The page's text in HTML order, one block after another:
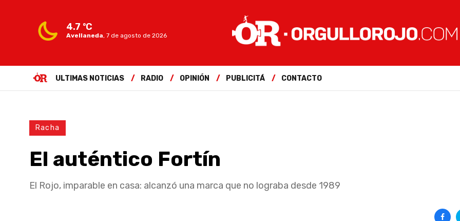
4.7 ºC
Avellaneda, 7 de agosto de 2026
ULTIMAS NOTICIAS RADIO OPINIÓN PUBLICITÁ CONTACTO
Racha
El auténtico Fortín
El Rojo, imparable en casa: alcanzó una marca que no lograba desde 1989